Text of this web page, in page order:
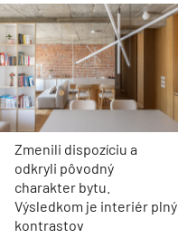
Zmenili dispozíciu a
odkryli pôvodný
charakter bytu.
Výsledkom je interiér plný
kontrastov